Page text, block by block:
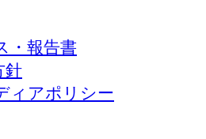
・報告書
針
ィアポリシー